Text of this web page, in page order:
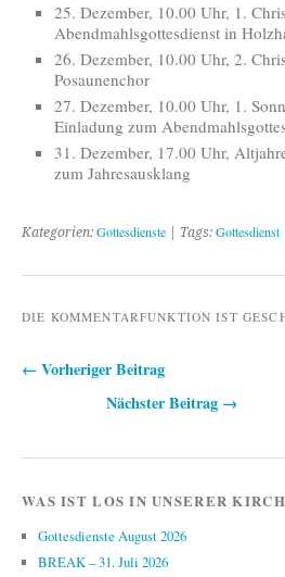
25. Dezember, 10.00 Uhr, 1.
Abendmahlsgottesdienst in
26. Dezember, 10.00 Uhr, 2.
Posaunenchor
27. Dezember, 10.00 Uhr, 1.
Einladung zum
31. Dezember, 17.00 Uhr,
zum Jahresausklang
Kategorien: Gottesdienste | Tags: Gottesdienst|
DIE KOMMENTARFUNKTION IST
Beitragsnavigation
← Vorheriger Beitrag
Nächster Beitrag →
WAS IST LOS IN UNSERER
Gottesdienste August 2026
BREAK – 31. Juli 2026